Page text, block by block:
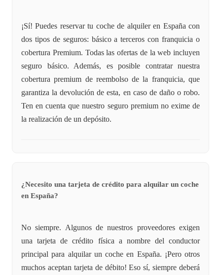
¡Sí! Puedes reservar tu coche de alquiler en España con
dos tipos de seguros: básico a terceros con franquicia o
cobertura Premium. Todas las ofertas de la web incluyen
seguro básico. Además, es posible contratar nuestra
cobertura premium de reembolso de la franquicia, que
garantiza la devolución de esta, en caso de daño o robo.
Ten en cuenta que nuestro seguro premium no exime de
la realización de un depósito.
¿Necesito una tarjeta de crédito para alquilar un coche
en España?
No siempre. Algunos de nuestros proveedores exigen
una tarjeta de crédito física a nombre del conductor
principal para alquilar un coche en España. ¡Pero otros
muchos aceptan tarjeta de débito! Eso sí, siempre deberá